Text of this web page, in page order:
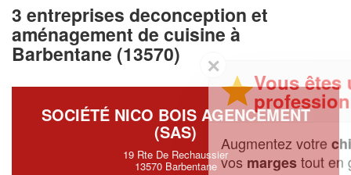
3 entreprises deconception et
aménagement de cuisine à
Barbentane (13570)
SOCIÉTÉ NICO BOIS AGENCEMENT
(SAS)
19 Rte De Rechaussier
13570 Barbentane
✕
Vous êtes un
professionnel ?
Augmentez votre chiffre d'affaireset
margestout en gagnant de